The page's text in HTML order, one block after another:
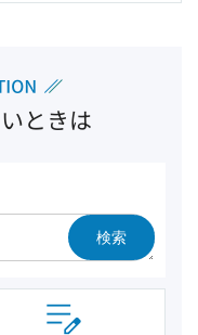
ときは
検索